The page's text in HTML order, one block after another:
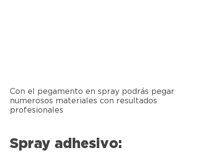
Con el pegamento en spray podrás pegar
numerosos materiales con resultados
profesionales
Spray adhesivo: